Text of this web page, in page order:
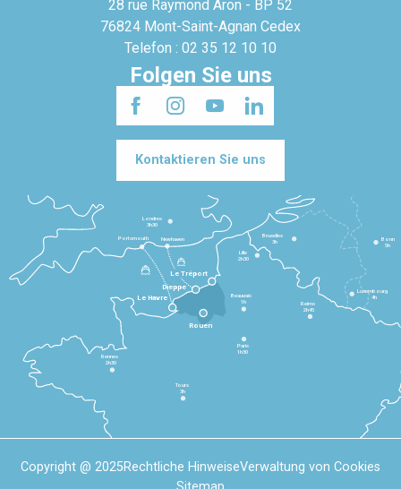
28 rue Raymond Aron - BP 52
76824 Mont-Saint-Agnan Cedex
Telefon : 02 35 12 10 10
Folgen Sie uns
Kontaktieren Sie uns
Le Havre
Dieppe
Le Tréport
Rennes
2h30
Tours
3h
Paris
1h30
Beauvais
1h
Reims
2h45
Lille
2h30
Bruxelles
3h
Londres
3h30
Newhaven
Portsmouth
Bonn
5h
Luxembourg
4h
Rouen
Copyright @ 2025Rechtliche HinweiseVerwaltung von Cookies